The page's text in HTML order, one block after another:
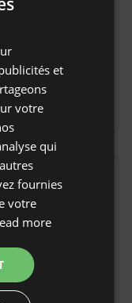
avant la date
CZECH
et
votre
qui
fournies
votre
more